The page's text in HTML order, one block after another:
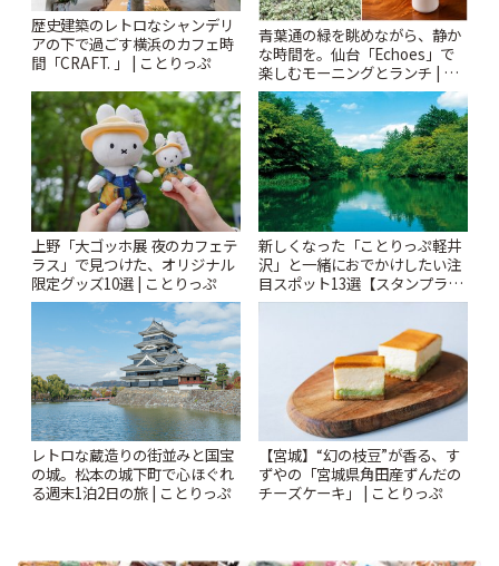
歴史建築のレトロなシャンデリ
アの下で過ごす横浜のカフェ時
間「CRAFT. 」 | ことりっぷ
青葉通の緑を眺めながら、静か
な時間を。仙台「Echoes」で
楽しむモーニングとランチ | こ
とりっぷ
上野「大ゴッホ展 夜のカフェテ
ラス」で見つけた、オリジナル
限定グッズ10選 | ことりっぷ
新しくなった「ことりっぷ軽井
沢」と一緒におでかけしたい注
目スポット13選【スタンプラリ
ー開催中】 | ことりっぷ
レトロな蔵造りの街並みと国宝
の城。松本の城下町で心ほぐれ
る週末1泊2日の旅 | ことりっぷ
【宮城】“幻の枝豆”が香る、す
ずやの「宮城県角田産ずんだの
チーズケーキ」 | ことりっぷ